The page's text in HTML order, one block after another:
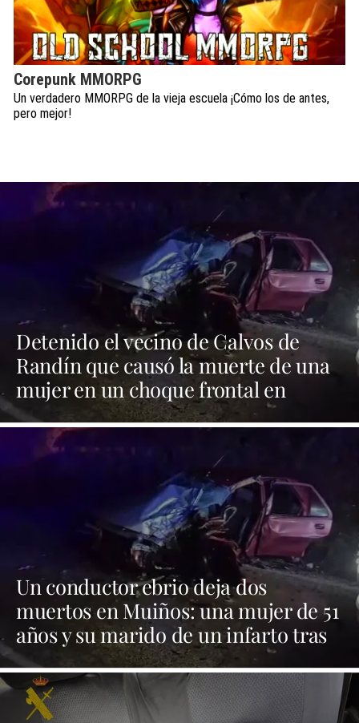
Corepunk MMORPG
Un verdadero MMORPG de la vieja escuela ¡Cómo los de antes,
pero mejor!
Detenido el vecino de Calvos de
Randín que causó la muerte de una
mujer en un choque frontal en
Muiños
Un conductor ebrio deja dos
muertos en Muiños: una mujer de 51
años y su marido de un infarto tras
la noticia